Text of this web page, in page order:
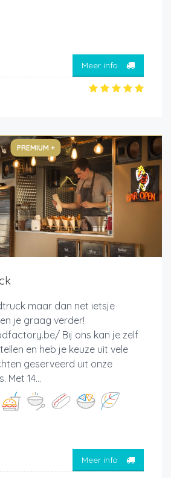
Meer info
PREMIUM +
maar dan net ietsje
je graag verder!
Bij ons kan je zelf
en heb je keuze uit vele
geserveerd uit onze
Met 14...
Meer info